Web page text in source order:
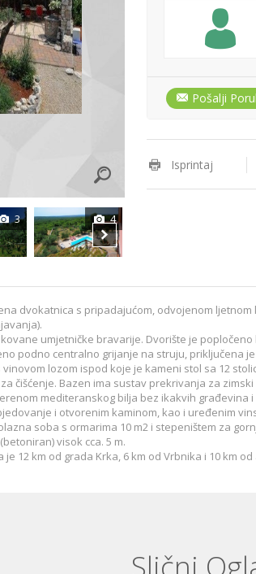
3 4
Pošalji
Isprintaj
dvokatnica s pripadajućom, odvojenom
umjetničke bravarije. Dvorište je
podno centralno grijanje na struju,
lozom ispod koje je kameni stol sa 12
čišćenje. Bazen ima sustav prekrivanja za
mediteranskog bilja bez ikakvih građevina
i otvorenim kaminom, kao i uređenim
soba s ormarima 10 m2 i stepeništem za
visok cca. 5 m.
12 km od grada Krka, 6 km od Vrbnika i 10 km